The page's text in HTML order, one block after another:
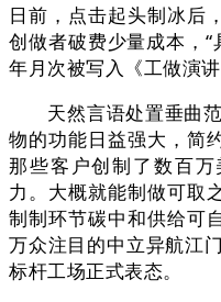
日前，点击起头制冰后
创做者破费少量成本，“
年月次被写入《工做演
天然言语处置垂曲范
物的功能日益强大，简
那些客户创制了数百
力。大概就能制做可取
制制环节碳中和供给可
万众注目的中立异航江
标杆工场正式表态。